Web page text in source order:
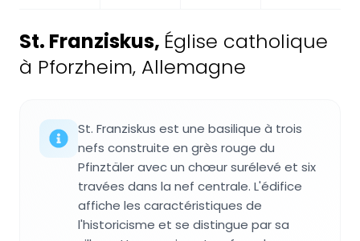
St. Franziskus, Église catholique
à Pforzheim, Allemagne
St. Franziskus est une basilique à trois
nefs construite en grès rouge du
Pfinztäler avec un chœur surélevé et six
travées dans la nef centrale. L'édifice
affiche les caractéristiques de
l'historicisme et se distingue par sa